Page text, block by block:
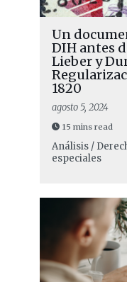
Un
DIH antes
Lieber y
1820
agosto 5, 2024
15 mins read
Análisis /
especiales